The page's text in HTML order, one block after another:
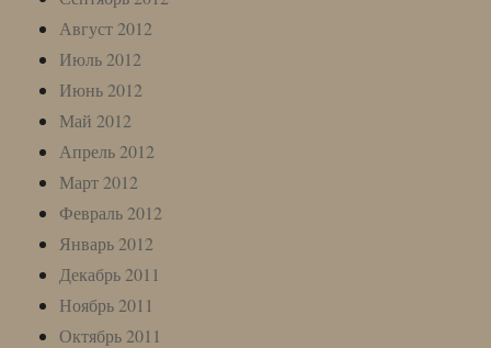
Август 2012
Июль 2012
Июнь 2012
Май 2012
Апрель 2012
Март 2012
Февраль 2012
Январь 2012
Декабрь 2011
Ноябрь 2011
Октябрь 2011